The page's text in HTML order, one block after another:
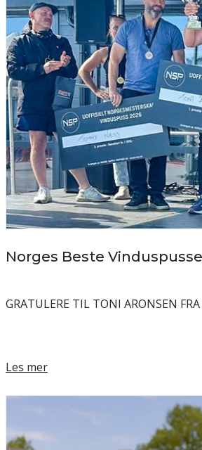
Norges Beste
GRATULERE TIL TONI ARONSEN
Les mer